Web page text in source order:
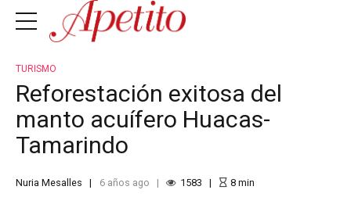
TURISMO
Reforestación exitosa del
manto acuífero Huacas-
Tamarindo
Nuria Mesalles 6 años ago 1583 8min